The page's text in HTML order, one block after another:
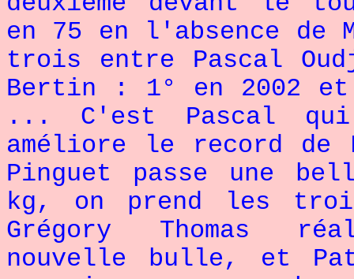
en 75 en l'absence de
trois entre Pascal
Bertin : 1° en 2002
... C'est Pascal
améliore le record de
Pinguet passe une
kg, on prend les trois
Grégory Thomas
nouvelle bulle, et